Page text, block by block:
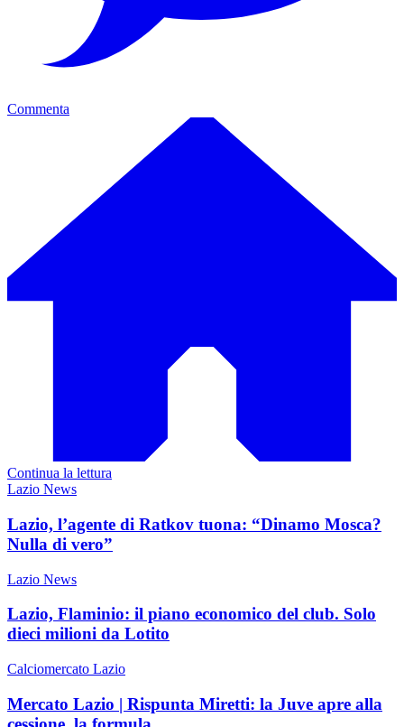
Commenta
Continua la lettura
Lazio News
Lazio, l’agente di Ratkov tuona: “Dinamo Mosca?
Nulla di vero”
Lazio News
Lazio, Flaminio: il piano economico del club. Solo
dieci milioni da Lotito
Calciomercato Lazio
Mercato Lazio | Rispunta Miretti: la Juve apre alla